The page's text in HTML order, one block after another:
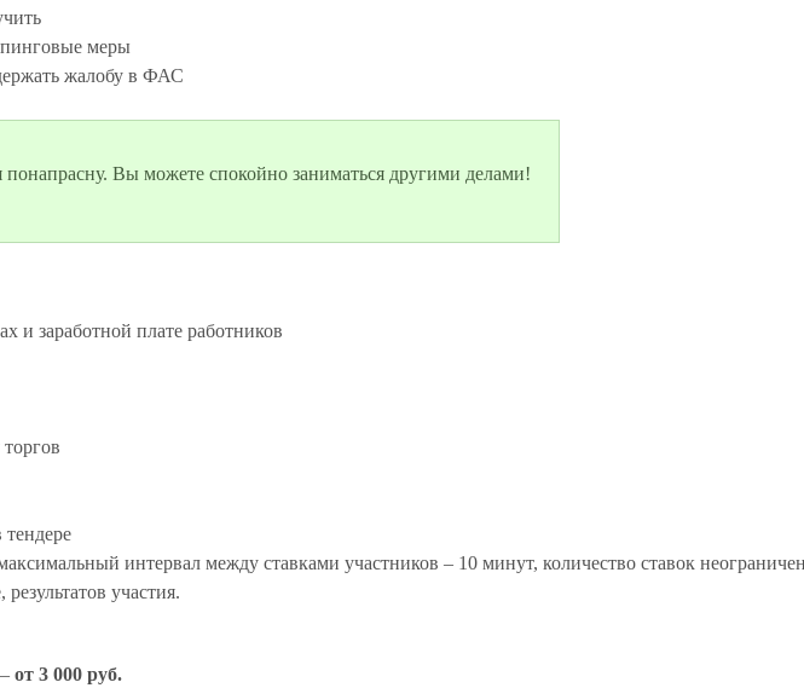
меры
жалобу в ФАС
понапрасну. Вы можете спокойно заниматься другими делами!
и заработной плате работников
интервал между ставками участников – 10 минут, количество ставок
от 3 000 руб.